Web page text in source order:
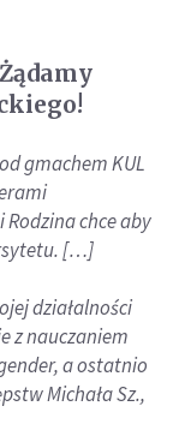
gmachem KUL
chce aby
[…]
działalności
z nauczaniem
a ostatnio
Michała Sz.,